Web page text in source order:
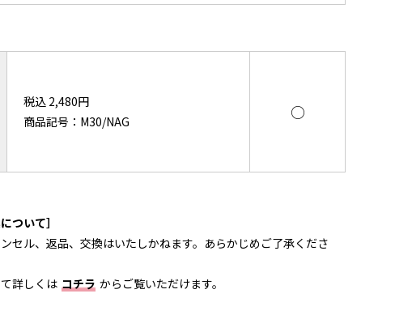
税込 2,480円
商品記号：M30/NAG
○
ついて］
セル、返品、交換はいたしかねます。あらかじめご了承くださ
詳しくは コチラ からご覧いただけます。